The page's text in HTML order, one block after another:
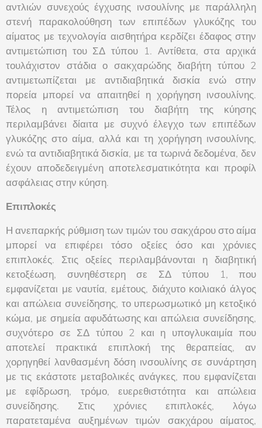
αντλιών συνεχούς έγχυσης ινσουλίνης με παράλληλη
στενή παρακολούθηση των επιπέδων γλυκόζης του
αίματος με τεχνολογία αισθητήρα κερδίζει έδαφος στην
αντιμετώπιση του ΣΔ τύπου 1. Αντίθετα, στα αρχικά
τουλάχιστον στάδια ο σακχαρώδης διαβήτη τύπου 2
αντιμετωπίζεται με αντιδιαβητικά δισκία ενώ στην
πορεία μπορεί να απαιτηθεί η χορήγηση ινσουλίνης.
Τέλος η αντιμετώπιση του διαβήτη της κύησης
περιλαμβάνει δίαιτα με συχνό έλεγχο των επιπέδων
γλυκόζης στο αίμα, αλλά και τη χορήγηση ινσουλίνης,
ενώ τα αντιδιαβητικά δισκία, με τα τωρινά δεδομένα, δεν
έχουν αποδεδειγμένη αποτελεσματικότητα και προφίλ
ασφάλειας στην κύηση.
Επιπλοκές
Η ανεπαρκής ρύθμιση των τιμών του σακχάρου στο αίμα
μπορεί να επιφέρει τόσο οξείες όσο και χρόνιες
επιπλοκές. Στις οξείες περιλαμβάνονται η διαβητική
κετοξέωση, συνηθέστερη σε ΣΔ τύπου 1, που
εμφανίζεται με ναυτία, εμέτους, διάχυτο κοιλιακό άλγος
και απώλεια συνείδησης, το υπερωσμωτικό μη κετοξικό
κώμα, με σημεία αφυδάτωσης και απώλεια συνείδησης,
συχνότερο σε ΣΔ τύπου 2 και η υπογλυκαιμία που
αποτελεί πρακτικά επιπλοκή της θεραπείας, αν
χορηγηθεί λανθασμένη δόση ινσουλίνης σε συνάρτηση
με τις εκάστοτε μεταβολικές ανάγκες, που εμφανίζεται
με εφίδρωση, τρόμο, ευερεθιστότητα και απώλεια
συνείδησης. Στις χρόνιες επιπλοκές, λόγω
παρατεταμένα αυξημένων τιμών σακχάρου αίματος,